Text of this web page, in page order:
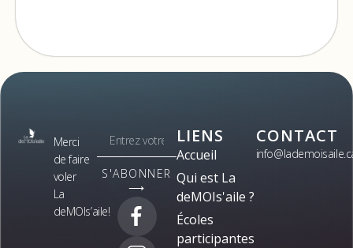
Merci
de faire
voler
La
deMOIs’aile!
S'ABONNER
⟶
LIENS
Accueil
Qui est La
deMOIs'aile ?
Écoles
participantes
CONTACT